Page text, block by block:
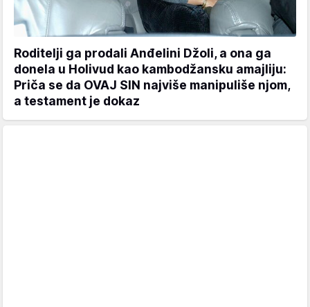
Roditelji ga prodali Anđelini Džoli, a ona ga
donela u Holivud kao kambodžansku amajliju:
Priča se da OVAJ SIN najviše manipuliše njom,
a testament je dokaz